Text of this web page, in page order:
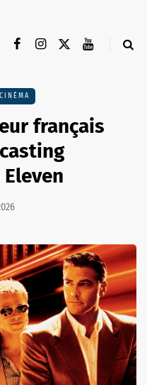
CINÉMA
français
Eleven